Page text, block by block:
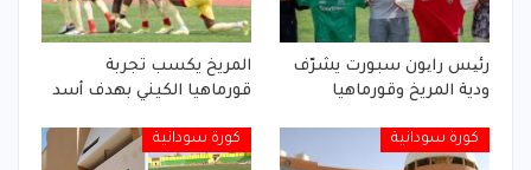
رئیس رایون سبورت يشرّف
ودية المريخ وقورماهيا
المريخ يكسب تجربة
قورماهيا الكيني بهدف أسد
كورة سودانية كورة سودانية